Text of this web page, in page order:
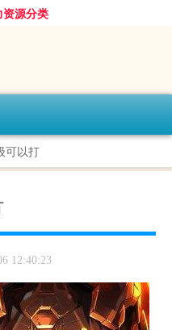
资源分类
可以打
12:40:23